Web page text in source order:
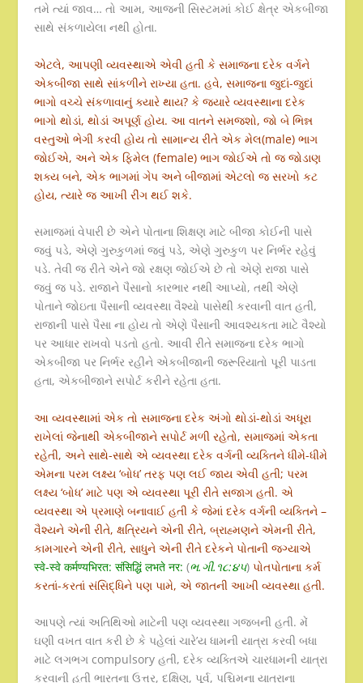
તમે ત્યાં જાવ… તો આમ, આજની સિસ્ટમમાં કોઈ ક્ષેત્ર એકબીજા
સાથે સંકળાયેલા નથી હોતા.
એટલે, આપણી વ્યવસ્થાએ એવી હતી કે સમાજના દરેક વર્ગને
એકબીજા સાથે સાંકળીને રાખ્યા હતા. હવે, સમાજના જુદાં-જુદાં
ભાગો વચ્ચે સંકળાવાનું ક્યારે થાય? કે જ્યારે વ્યવસ્થાના દરેક
ભાગો થોડાં, થોડાં અપૂર્ણ હોય. આ વાતને સમજશો, જો બે ભિન્ન
વસ્તુઓ ભેગી કરવી હોય તો સામાન્ય રીતે એક મેલ(male) ભાગ
જોઈએ, અને એક ફિમેલ (female) ભાગ જોઈએ તો જ જોડાણ
શક્ય બને, એક ભાગમાં ગેપ અને બીજામાં એટલો જ સરખો કટ
હોય, ત્યારે જ આખી રીંગ થઈ શકે.
સમાજમાં વેપારી છે એને પોતાના શિક્ષણ માટે બીજા કોઈની પાસે
જવું પડે, એણે ગુરુકુળમાં જવું પડે, એણે ગુરુકુળ પર નિર્ભર રહેવું
પડે. તેવી જ રીતે એને જો રક્ષણ જોઈએ છે તો એણે રાજા પાસે
જવું જ પડે. રાજાને પૈસાનો કારભાર નથી આપ્યો, તથી એણે
પોતાને જોઇતા પૈસાની વ્યવસ્થા વૈશ્યો પાસેથી કરવાની વાત હતી,
રાજાની પાસે પૈસા ના હોય તો એણે પૈસાની આવશ્યકતા માટે વૈશ્યો
પર આધાર રાખવો પડતો હતો. આવી રીતે સમાજના દરેક ભાગો
એકબીજા પર નિર્ભર રહીને એકબીજાની જરૂરિયાતો પૂરી પાડતા
હતા, એકબીજાને સપોર્ટ કરીને રહેતા હતા.
આ વ્યવસ્થામાં એક તો સમાજના દરેક અંગો થોડાં-થોડાં અધૂરા
રાખેલાં જેનાથી એકબીજાને સપોર્ટ મળી રહેતો, સમાજમાં એકતા
રહેતી, અને સાથે-સાથે એ વ્યવસ્થા દરેક વર્ગની વ્યક્તિને ધીમે-ધીમે
એમના પરમ લક્ષ્ય ‘બોધ’ તરફ પણ લઈ જાય એવી હતી; પરમ
લક્ષ્ય ‘બોધ’ માટે પણ એ વ્યવસ્થા પૂરી રીતે સજાગ હતી. એ
વ્યવસ્થા એ પ્રમાણે બનાવાઈ હતી કે જેમાં દરેક વર્ગની વ્યક્તિને –
વૈશ્યને એની રીતે, ક્ષત્રિયને એની રીતે, બ્રાહ્મણને એમની રીતે,
કામગારને એની રીતે, સાધુને એની રીતે દરેકને પોતાની જગ્યાએ
स्वे-स्वे कर्मण्यभिरत: संसिद्धिं लभते नर: (ભ.ગી.૧૮:૪૫)પોતપોતાના કર્મ
કરતાં-કરતાં સંસિદ્ધિને પણ પામે, એ જાતની આખી વ્યવસ્થા હતી.
આપણે ત્યાં અતિથિઓ માટેની પણ વ્યવસ્થા ગજબની હતી. મેં
ઘણી વખત વાત કરી છે કે પહેલાં ચારે’ય ધામની યાત્રા કરવી બધા
માટે લગભગ compulsory હતી, દરેક વ્યક્તિએ ચારધામની યાત્રા
કરવાની હતી ભારતના ઉત્તર, દક્ષિણ, પૂર્વ, પશ્ચિમના યાત્રાના